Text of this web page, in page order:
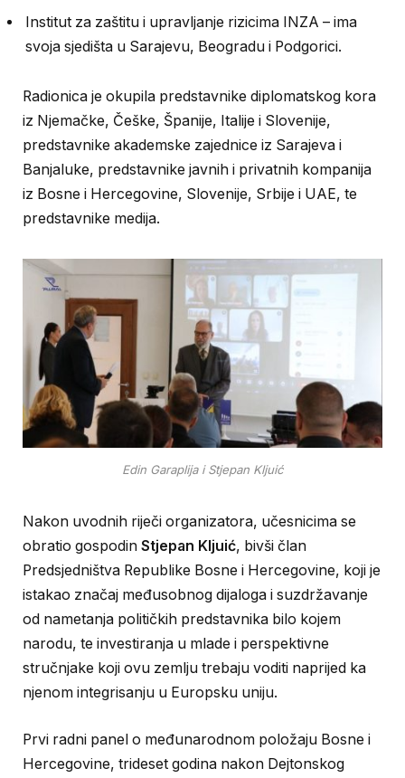
Institut za zaštitu i upravljanje rizicima INZA – ima
svoja sjedišta u Sarajevu, Beogradu i Podgorici.
Radionica je okupila predstavnike diplomatskog kora
iz Njemačke, Češke, Španije, Italije i Slovenije,
predstavnike akademske zajednice iz Sarajeva i
Banjaluke, predstavnike javnih i privatnih kompanija
iz Bosne i Hercegovine, Slovenije, Srbije i UAE, te
predstavnike medija.
Edin Garaplija i Stjepan Kljuić
Nakon uvodnih riječi organizatora, učesnicima se
obratio gospodin Stjepan Kljuić, bivši član
Predsjedništva Republike Bosne i Hercegovine, koji je
istakao značaj međusobnog dijaloga i suzdržavanje
od nametanja političkih predstavnika bilo kojem
narodu, te investiranja u mlade i perspektivne
stručnjake koji ovu zemlju trebaju voditi naprijed ka
njenom integrisanju u Europsku uniju.
Prvi radni panel o međunarodnom položaju Bosne i
Hercegovine, trideset godina nakon Dejtonskog